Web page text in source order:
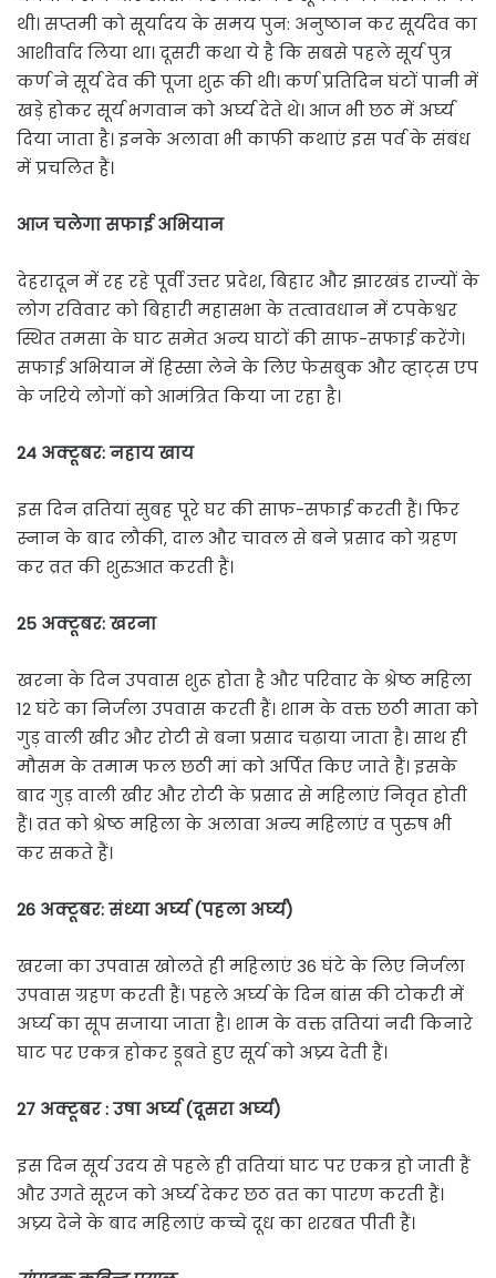
थी। सप्तमी को सूर्यादय के समय पुन: अनुष्ठान कर सूर्यदेव का
आशीर्वाद लिया था। दूसरी कथा ये है कि सबसे पहले सूर्य पुत्र
कर्ण ने सूर्य देव की पूजा शुरू की थी। कर्ण प्रतिदिन घंटों पानी में
खड़े होकर सूर्य भगवान को अर्घ्‍य देते थे। आज भी छठ में अर्घ्‍य
दिया जाता है। इनके अलावा भी काफी कथाएं इस पर्व के संबंध
में प्रचलित हैं।
आज चलेगा सफाई अभियान
देहरादून में रह रहे पूर्वी उत्तर प्रदेश, बिहार और झारखंड राज्यों के
लोग रविवार को बिहारी महासभा के तत्वावधान में टपकेश्वर
स्थित तमसा के घाट समेत अन्य घाटों की साफ-सफाई करेंगे।
सफाई अभियान में हिस्सा लेने के लिए फेसबुक और व्हाट्स एप
के जरिये लोगों को आमंत्रित किया जा रहा है।
24 अक्टूबर: नहाय खाय
इस दिन व्रतियां सुबह पूरे घर की साफ-सफाई करती हैं। फिर
स्नान के बाद लौकी, दाल और चावल से बने प्रसाद को ग्रहण
कर व्रत की शुरुआत करती हैं।
25 अक्टूबर: खरना
खरना के दिन उपवास शुरू होता है और परिवार के श्रेष्ठ महिला
12 घंटे का निर्जला उपवास करती हैं। शाम के वक्त छठी माता को
गुड़ वाली खीर और रोटी से बना प्रसाद चढ़ाया जाता है। साथ ही
मौसम के तमाम फल छठी मां को अर्पित किए जाते हैं। इसके
बाद गुड़ वाली खीर और रोटी के प्रसाद से महिलाएं निवृत होती
हैं। व्रत को श्रेष्ठ महिला के अलावा अन्य महिलाएं व पुरुष भी
कर सकते हैं।
26 अक्टूबर: संध्या अर्घ्‍य (पहला अर्घ्‍य)
खरना का उपवास खोलते ही महिलाएं 36 घंटे के लिए निर्जला
उपवास ग्रहण करती हैं। पहले अर्घ्‍य के दिन बांस की टोकरी में
अर्घ्‍य का सूप सजाया जाता है। शाम के वक्त व्रतियां नदी किनारे
घाट पर एकत्र होकर डूबते हुए सूर्य को अघ्र्य देती हैं।
27 अक्टूबर : उषा अर्घ्‍य (दूसरा अर्घ्‍य)
इस दिन सूर्य उदय से पहले ही व्रतियां घाट पर एकत्र हो जाती हैं
और उगते सूरज को अर्घ्‍य देकर छठ व्रत का पारण करती हैं।
अघ्र्य देने के बाद महिलाएं कच्चे दूध का शरबत पीती हैं।